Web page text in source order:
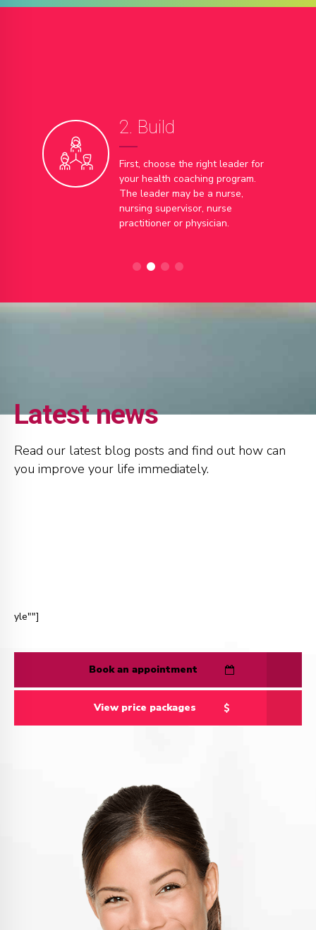
2. Build
First, choose the right leader for
your health coaching program.
The leader may be a nurse,
nursing supervisor, nurse
practitioner or physician.
Latest news
Read our latest blog posts and find out how can
you improve your life immediately.
yle""]
Book an appointment
View price packages